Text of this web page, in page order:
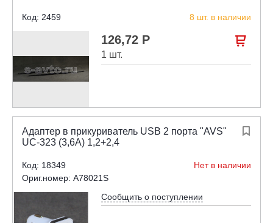
Код: 2459 8 шт. в наличии
126,72 Р
1 шт.


Адаптер в прикуриватель USB 2 порта "AVS"
UC-323 (3,6А) 1,2+2,4
Код: 18349
Нет в наличии
Ориг.номер: A78021S
Сообщить о поступлении